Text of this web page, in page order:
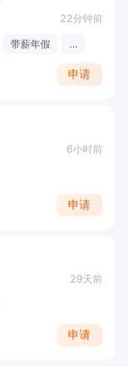
22分钟前
带薪年假 ...
申请
6小时前
申请
29天前
申请